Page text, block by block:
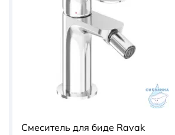
Смеситель для биде Ravak